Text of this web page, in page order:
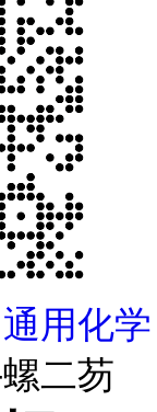
通用化学
二芴